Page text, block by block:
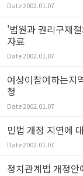
Date2002.01.07
'법원과 권리구제
자료
Date2002.01.07
여성이참여하는지
청
Date2002.01.07
민법 개정 지연에
Date2002.01.07
정치관계법 개정